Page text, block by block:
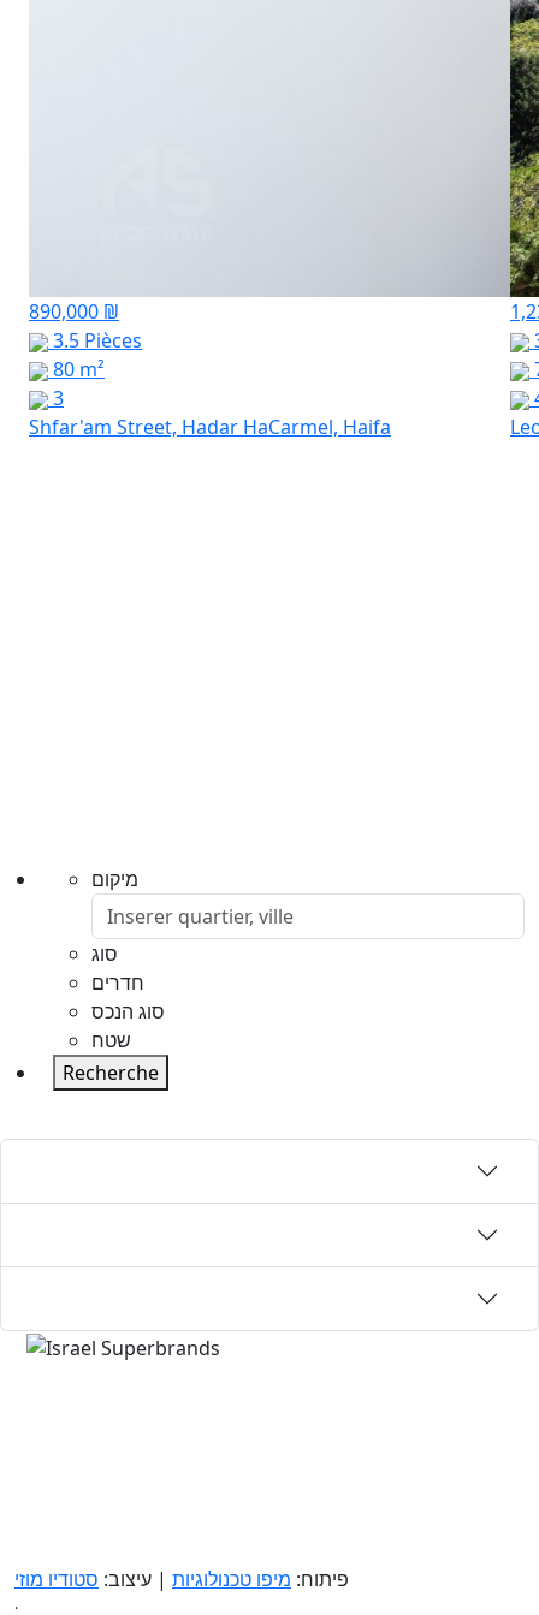
890,000 ₪
3.5 Pièces
80 m²
3
Shfar'am Street, Hadar HaCarmel, Haifa
מיקום
סוג
חדרים
סוג הנכס
שטח
Recherche
פיתוח: מיפו טכנולוגיות | עיצוב: סטודיו מוזי
.